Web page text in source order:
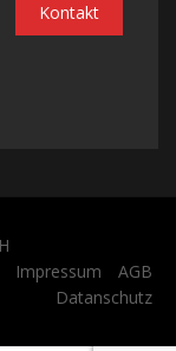
Kontakt
Impressum
AGB
Datanschutz